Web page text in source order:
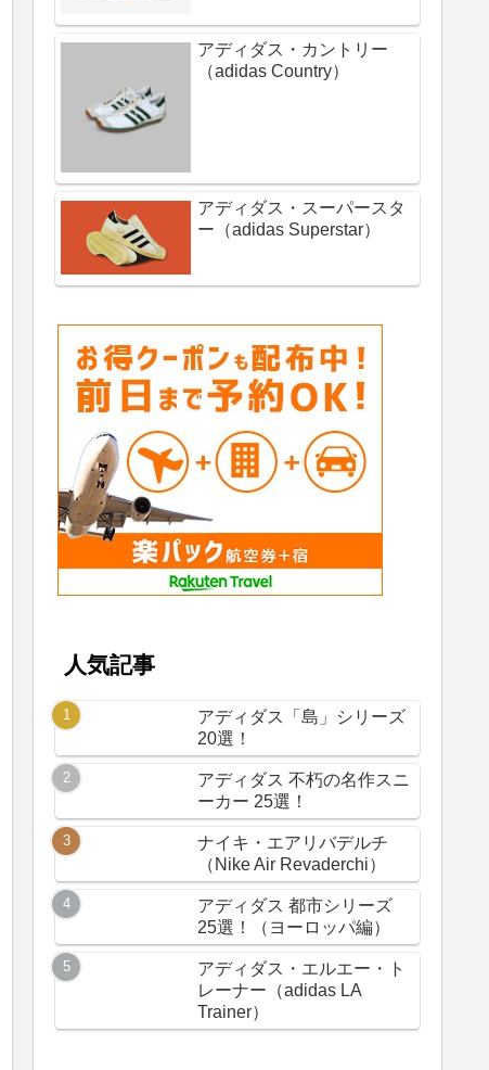
アディダス・カントリー
（adidas Country）
アディダス・スーパースタ
ー（adidas Superstar）
人気記事
アディダス「島」シリーズ
20選！
アディダス 不朽の名作スニ
ーカー 25選！
ナイキ・エアリバデルチ
（Nike Air Revaderchi）
アディダス 都市シリーズ
25選！（ヨーロッパ編）
アディダス・エルエー・ト
レーナー（adidas LA
Trainer）